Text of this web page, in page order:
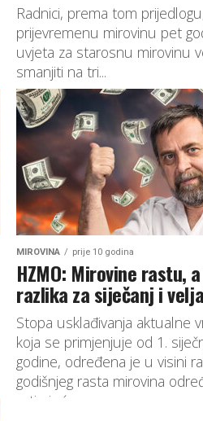
Radnici, prema tom
prijevremenu mirovinu pet
uvjeta za starosnu mirovinu
smanjiti na tri...
MIROVINA prije 10 godina
HZMO: Mirovine rastu,
razlika za siječanj i
Stopa usklađivanja aktualne
koja se primjenjuje od 1.
godine, određena je u visini
godišnjeg rasta mirovina
rotirajućem...